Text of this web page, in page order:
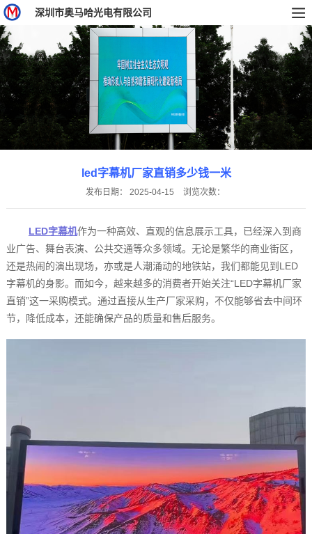
深圳市奥马哈光电有限公司
led字幕机厂家直销多少钱一米
发布日期： 2025-04-15 浏览次数：
LED字幕机作为一种高效、直观的信息展示工具，已经深入到商
业广告、舞台表演、公共交通等众多领域。无论是繁华的商业街区，
还是热闹的演出现场，亦或是人潮涌动的地铁站，我们都能见到LED
字幕机的身影。而如今，越来越多的消费者开始关注“LED字幕机厂家
直销”这一采购模式。通过直接从生产厂家采购，不仅能够省去中间环
节，降低成本，还能确保产品的质量和售后服务。